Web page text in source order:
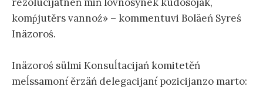
komṕjutěrs vannoź» – kommentuvi Boläeń Syreś
Inäzoroś.
Inäzoroś sülmi Konsuĺtacijań komitetěń
meĺssamont́ ěrzäń delegacijant́ pozicijanzo marto: